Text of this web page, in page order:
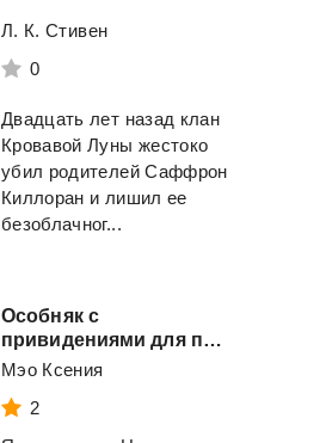
Лесник Сергей
Л. К. Стивен
0
Двадцать лет назад клан
Кровавой Луны жестоко
убил родителей Саффрон
Киллоран и лишил ее
безоблачног...
Особняк с
привидениями для попаданки
Мэо Ксения
2